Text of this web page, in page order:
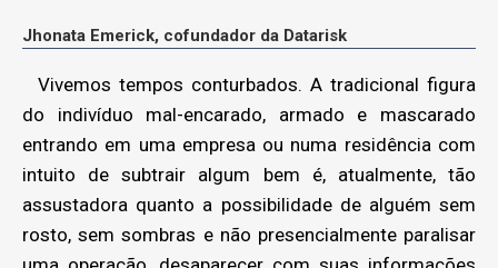
Jhonata Emerick, cofundador da Datarisk
Vivemos tempos conturbados. A tradicional figura
do indivíduo mal-encarado, armado e mascarado
entrando em uma empresa ou numa residência com
intuito de subtrair algum bem é, atualmente, tão
assustadora quanto a possibilidade de alguém sem
rosto, sem sombras e não presencialmente paralisar